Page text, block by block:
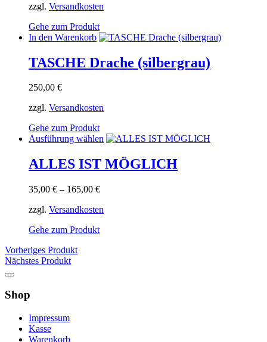
zzgl. Versandkosten
Gehe zum Produkt
In den Warenkorb
TASCHE Drache (silbergrau)
250,00 €
zzgl. Versandkosten
Gehe zum Produkt
Ausführung wählen Dieses
weist
mehrere
ALLES IST MÖGLICH
35,00 € – 165,00 €
zzgl. Versandkosten
Gehe zum Produkt
Vorheriges Produkt
Nächstes Produkt
Shop
Impressum
Kasse
Warenkorb